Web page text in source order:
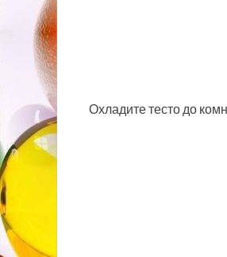
Охладите тесто до